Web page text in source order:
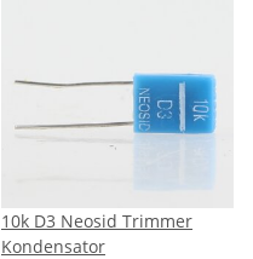
10k D3 Neosid Trimmer
Kondensator